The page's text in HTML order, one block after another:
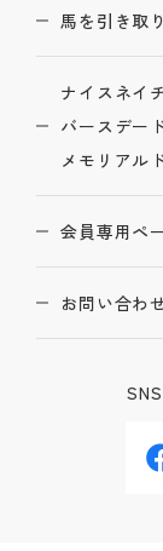
馬を引き取
ナイスネイ
バースデー
メモリアル
会員専用ペ
お問い合わ